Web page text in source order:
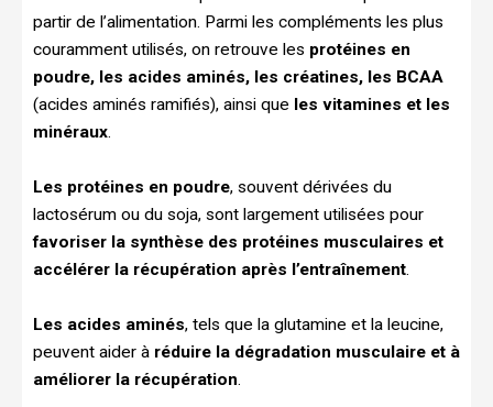
partir de l’alimentation. Parmi les compléments les plus
couramment utilisés, on retrouve les protéines en
poudre, les acides aminés, les créatines, les BCAA
(acides aminés ramifiés), ainsi que les vitamines et les
minéraux.
Les protéines en poudre, souvent dérivées du
lactosérum ou du soja, sont largement utilisées pour
favoriser la synthèse des protéines musculaires et
accélérer la récupération après l’entraînement.
Les acides aminés, tels que la glutamine et la leucine,
peuvent aider à réduire la dégradation musculaire et à
améliorer la récupération.